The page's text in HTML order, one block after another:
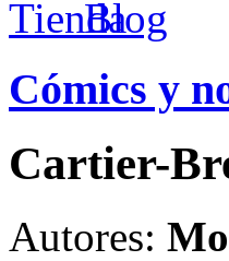
Cómics y
Cartier-
Autores: